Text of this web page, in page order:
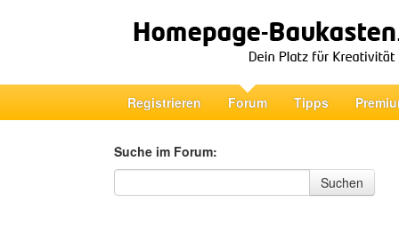
Registrieren Forum Tipps
Suche im Forum:
Suche im Forum
Suchen